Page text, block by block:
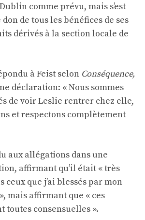
comme prévu, mais s’est
de tous les bénéfices de ses
dérivés à la section locale de
à Feist selon Conséquence,
déclaration: « Nous sommes
de voir Leslie rentrer chez elle,
et respectons complètement
aux allégations dans une
affirmant qu’il était « très
ceux que j’ai blessés par mon
mais affirmant que « ces
toutes consensuelles ».